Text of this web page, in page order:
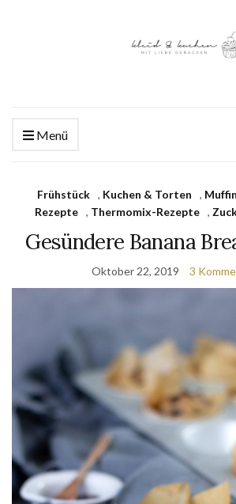
Menü
Frühstück , Kuchen & Torten ,
Rezepte , Thermomix-Rezepte ,
Gesündere Banana
Oktober 22, 2019 3